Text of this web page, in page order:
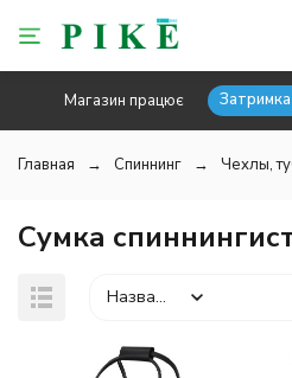
Магазин працює Затримка
Главная Спиннинг Чехлы,
Сумка
Название